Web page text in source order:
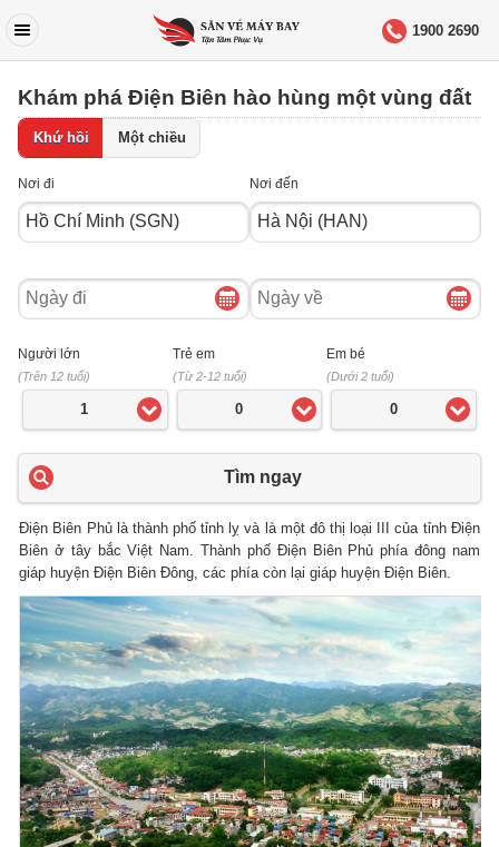
1900 2690
Khám phá Điện Biên hào hùng một vùng đất
Khứ hồi Một chiều
Nơi đi Nơi đến
Ngày
đi
Ngày
về
Người lớn
(Trên 12 tuổi)
1
Trẻ em
(Từ 2-12 tuổi)
0
Em bé
(Dưới 2 tuổi)
0
Tìm ngay
Điện Biên Phủ là thành phố tỉnh lỵ và là một đô thị loại III của tỉnh Điện
Biên ở tây bắc Việt Nam. Thành phố Điện Biên Phủ phía đông nam
giáp huyện Điện Biên Đông, các phía còn lại giáp huyện Điện Biên.